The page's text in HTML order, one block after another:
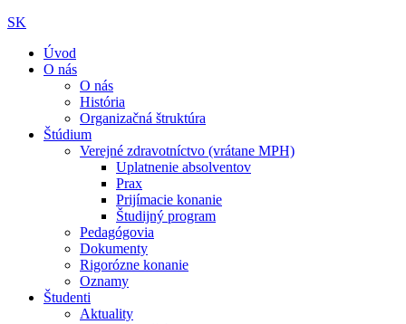
SK
Úvod
O nás
O nás
História
Organizačná štruktúra
Štúdium
Verejné zdravotníctvo (vrátane MPH)
Uplatnenie absolventov
Prax
Prijímacie konanie
Študijný program
Pedagógovia
Dokumenty
Rigorózne konanie
Oznamy
Študenti
Aktuality